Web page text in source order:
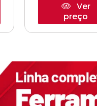
Ver
preço